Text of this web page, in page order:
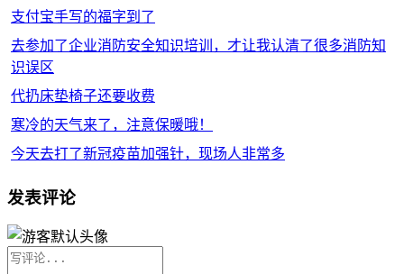
支付宝手写的福字到了
去参加了企业消防安全知识培训，才让我认清了很多消防知
识误区
代扔床垫椅子还要收费
寒冷的天气来了，注意保暖哦！
今天去打了新冠疫苗加强针，现场人非常多
发表评论